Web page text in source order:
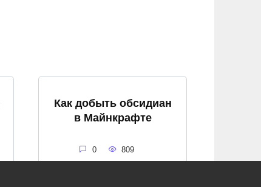
Как добыть обсидиан
в Майнкрафте
0 809